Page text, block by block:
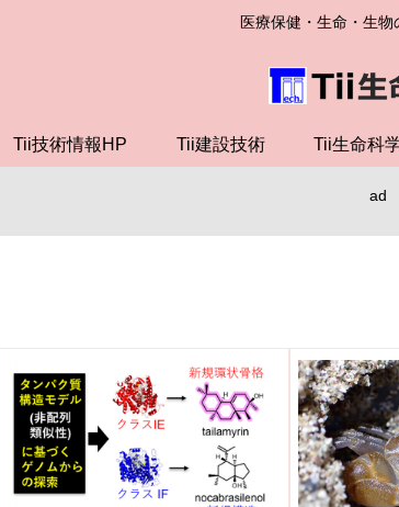
医療保健・生命・生物
Tii技術情報HP Tii建設技術 Tii生命科
ad